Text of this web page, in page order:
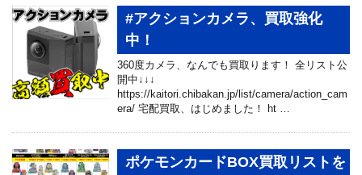
#アクションカメラ、買取強化
中！
360度カメラ、なんでも買取ります！ 全リスト公
開中↓↓↓
https://kaitori.chibakan.jp/list/camera/action_cam
era/ 宅配買取、はじめました！ ht …
ポケモンカードBOX買取リストを